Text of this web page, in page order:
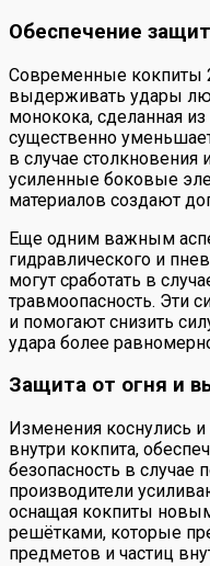
Обеспечение
Современные кокпиты
выдерживать удары
монокока, сделанная
существенно
в случае столкновения
усиленные боковые
материалов создают
Еще одним важным
гидравлического и
могут сработать в
травмоопасность. Эти
и помогают снизить
удара более
Защита от огня и
Изменения коснулись
внутри кокпита,
безопасность в случае
производители
оснащая кокпиты
решётками, которые
предметов и частиц